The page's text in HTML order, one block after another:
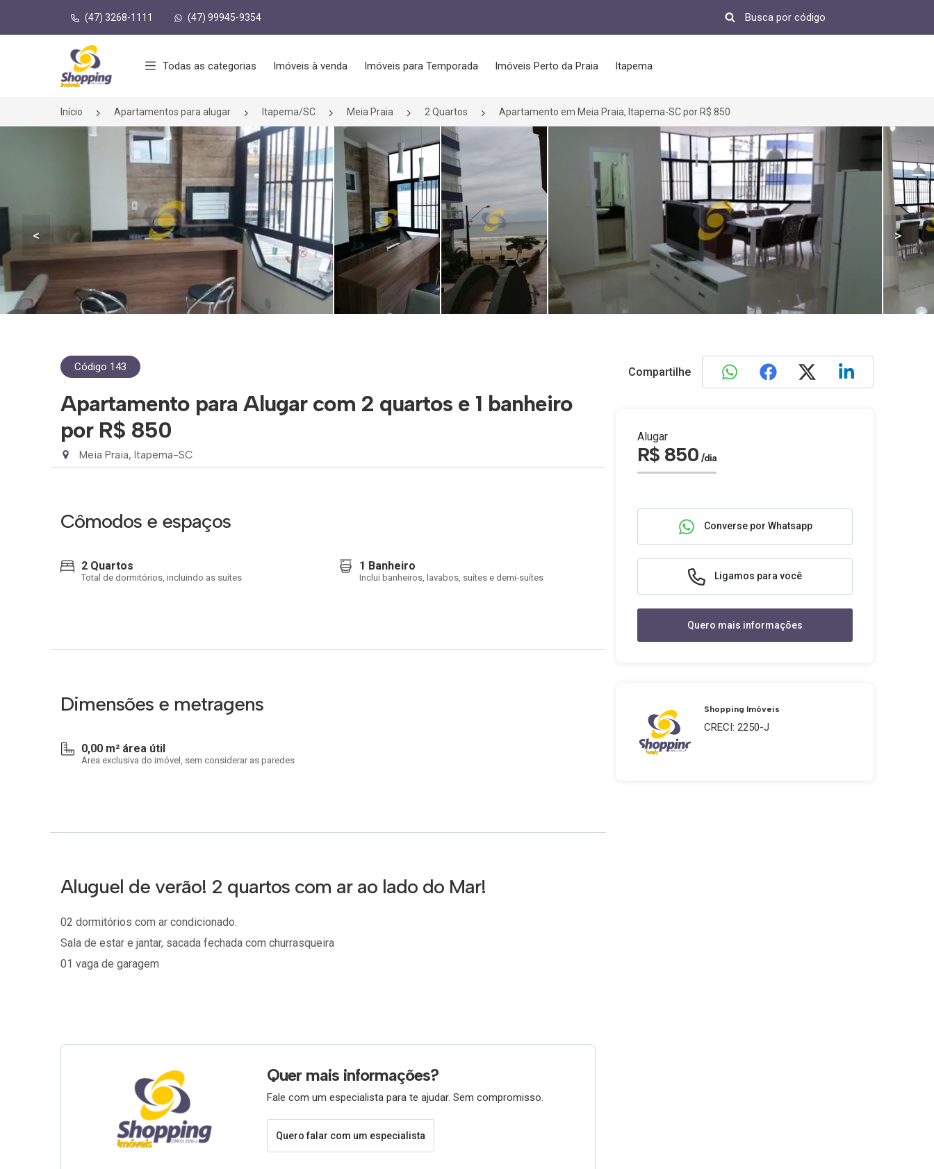
(47) 3268-1111 (47) 99945-9354
Página inicial
Todas as categorias Imóveis à venda Imóveis para Temporada Imóveis Perto da Praia Itapema
Início Apartamentos para alugar Itapema/SC Meia Praia 2 Quartos Apartamento em Meia Praia, Itapema-SC por R$ 850
< >
Código 143
Apartamento para Alugar com 2 quartos e 1 banheiro
por R$ 850
Meia Praia, Itapema-SC
Cômodos e espaços
2 Quartos
Total de dormitórios, incluindo as suítes
1 Banheiro
Inclui banheiros, lavabos, suítes e demi-suítes
Dimensões e metragens
0,00 m² área útil
Área exclusiva do imóvel, sem considerar as paredes
Aluguel de verão! 2 quartos com ar ao lado do Mar!
02 dormitórios com ar condicionado.
Sala de estar e jantar, sacada fechada com churrasqueira
01 vaga de garagem
Quer mais informações?
Fale com um especialista para te ajudar. Sem compromisso.
Quero falar com um especialista
Compartilhe
Alugar
R$ 850 /dia
Converse por Whatsapp
Ligamos para você
Quero mais informações
Shopping Imóveis
CRECI: 2250-J